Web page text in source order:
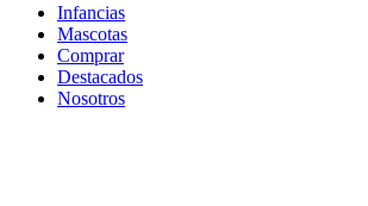
Infancias
Mascotas
Comprar
Destacados
Nosotros